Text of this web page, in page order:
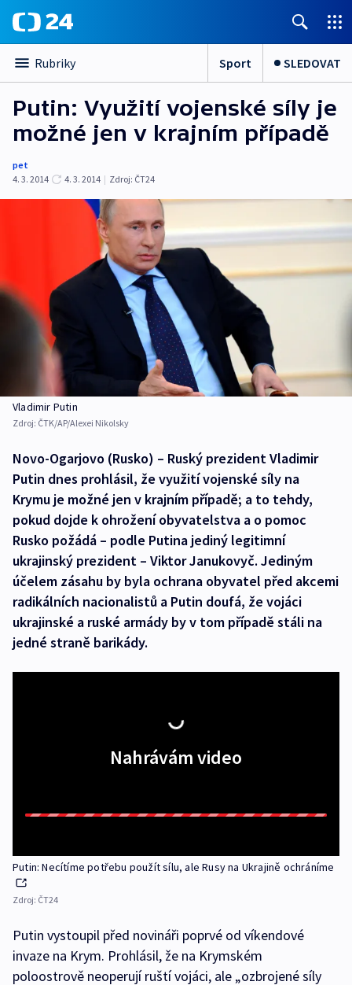
Rubriky Sport SLEDOVAT
Putin: Využití vojenské síly je
možné jen v krajním případě
pet
4. 3. 2014
4. 3. 2014 | Zdroj: ČT24
Vladimir Putin
Zdroj: ČTK/AP/Alexei Nikolsky
Novo-Ogarjovo (Rusko) – Ruský prezident Vladimir
Putin dnes prohlásil, že využití vojenské síly na
Krymu je možné jen v krajním případě; a to tehdy,
pokud dojde k ohrožení obyvatelstva a o pomoc
Rusko požádá – podle Putina jediný legitimní
ukrajinský prezident – Viktor Janukovyč. Jediným
účelem zásahu by byla ochrana obyvatel před akcemi
radikálních nacionalistů a Putin doufá, že vojáci
ukrajinské a ruské armády by v tom případě stáli na
jedné straně barikády.
Nahrávám video
Putin: Necítíme potřebu použít sílu, ale Rusy na Ukrajině ochráníme
Zdroj: ČT24
Putin vystoupil před novináři poprvé od víkendové
invaze na Krym. Prohlásil, že na Krymském
poloostrově neoperují ruští vojáci, ale „ozbrojené síly